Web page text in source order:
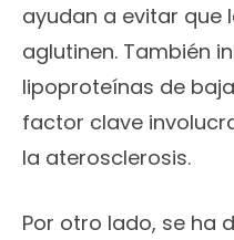
ayudan a evitar que
aglutinen. También
lipoproteínas de
factor clave
la aterosclerosis.
Por otro lado, se ha